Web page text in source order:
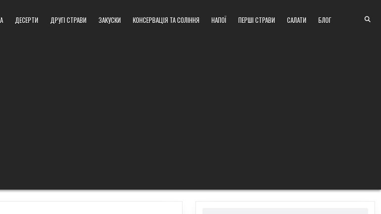
ДЕСЕРТИ ДРУГІ СТРАВИ ЗАКУСКИ КОНСЕРВАЦІЯ ТА СОЛІННЯ НАПОЇ ПЕРШІ СТРАВИ САЛАТИ БЛОГ